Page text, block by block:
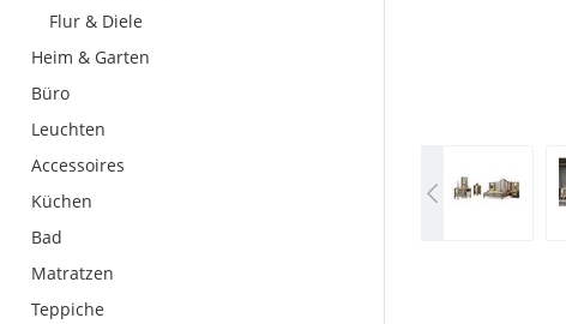
Flur & Diele
Heim & Garten
Büro
Leuchten
Accessoires
Küchen
Bad
Matratzen
Teppiche